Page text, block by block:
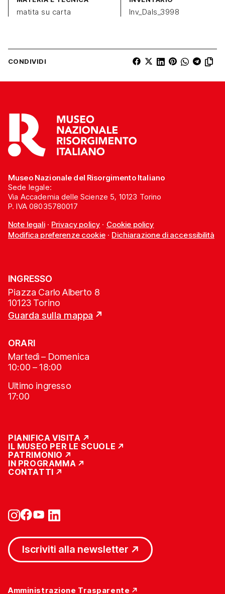
matita su carta Inv_Dals_3998
CONDIVIDI
Museo Nazionale del Risorgimento Italiano
Sede legale:
Via Accademia delle Scienze 5, 10123 Torino
P. IVA 08035780017
Note legali· Privacy policy · Cookie policy
Modifica preferenze cookie· Dichiarazione di accessibilità
INGRESSO
Piazza Carlo Alberto 8
10123 Torino
Guarda sulla mappa
ORARI
Martedì – Domenica
10:00 – 18:00
Ultimo ingresso
17:00
PIANIFICA VISITA
IL MUSEO PER LE SCUOLE
PATRIMONIO
IN PROGRAMMA
CONTATTI
Iscriviti alla newsletter
Amministrazione Trasparente